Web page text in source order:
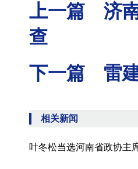
上一篇 济南
查
下一篇 雷建
相关新闻
叶冬松当选河南省政协主